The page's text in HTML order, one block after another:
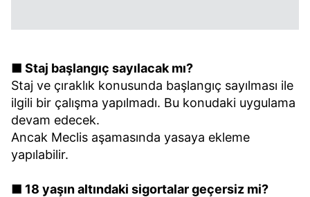
■ Staj başlangıç sayılacak mı?
Staj ve çıraklık konusunda başlangıç sayılması ile
ilgili bir çalışma yapılmadı. Bu konudaki uygulama
devam edecek.
Ancak Meclis aşamasında yasaya ekleme
yapılabilir.
■ 18 yaşın altındaki sigortalar geçersiz mi?